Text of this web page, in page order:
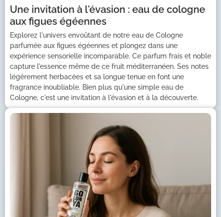
Une invitation à l'évasion : eau de cologne
aux figues égéennes
Explorez l'univers envoûtant de notre eau de Cologne
parfumée aux figues égéennes et plongez dans une
expérience sensorielle incomparable. Ce parfum frais et noble
capture l'essence même de ce fruit méditerranéen. Ses notes
légèrement herbacées et sa longue tenue en font une
fragrance inoubliable. Bien plus qu'une simple eau de
Cologne, c'est une invitation à l'évasion et à la découverte.